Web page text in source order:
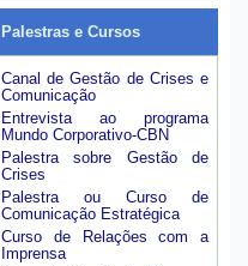
Palestras e Cursos
Canal de Gestão de Crises e
Comunicação
Entrevista ao programa
Mundo Corporativo-CBN
Palestra sobre Gestão de
Crises
Palestra ou Curso de
Comunicação Estratégica
Curso de Relações com a
Imprensa